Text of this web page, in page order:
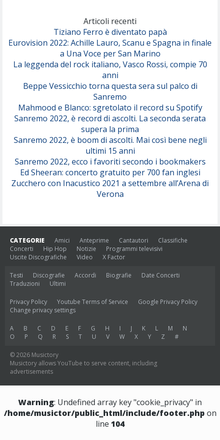
Serenamente
Articoli recenti
Tiziano Ferro è diventato papà
Eurovision 2022: Achille Lauro, Scanu e Spagna in finale
a Una Voce per San Marino
La leggenda del rock italiano, Vasco Rossi, compie 70
anni
Beppe Vessicchio torna questa sera sul palco di
Sanremo
Mahmood e Blanco: sgretolato il record su Spotify
Sanremo 2022, è record di ascolti. La seconda serata
supera la prima
Sanremo 2022, è boom di ascolti. Mai così bene negli
ultimi 15 anni
Sanremo 2022, ecco i favoriti secondo i bookmakers
Ed Sheeran: concerto gratuito per 700 fan inglesi
Zucchero con Inacustico 2021 a settembre all’Arena di
Verona
CATEGORIE Amici Anteprime Cantautori
Classifiche
Concerti
Hip Hop Notizie
Programmi televisivi
Uscite Discografiche
Video X Factor
Testi Discografie Accordi Biografie
Date Concerti
Traduzioni
Ultimi
Privacy Policy Youtube Terms of Service
Google Privacy Policy
Change privacy settings
A B C D E F G H I J K L M
N
O
P Q R S T U V W X Y Z #
© 2026 Musictory
Musictory allows YouTube to serve content, including
advertisements
Warning: Undefined array key "cookie_privacy" in
/home/musictor/public_html/include/footer.php on
line 104